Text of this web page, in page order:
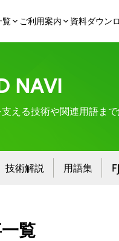
覧 ご利用案内 資料ダウン
NAVI
える技術や関連用語ま
技術解説 用語集
覧